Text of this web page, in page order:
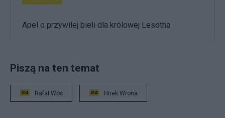
Apel o przywilej bieli dla królowej Lesotha
Piszą na ten temat
Rafał Woś Hirek Wrona